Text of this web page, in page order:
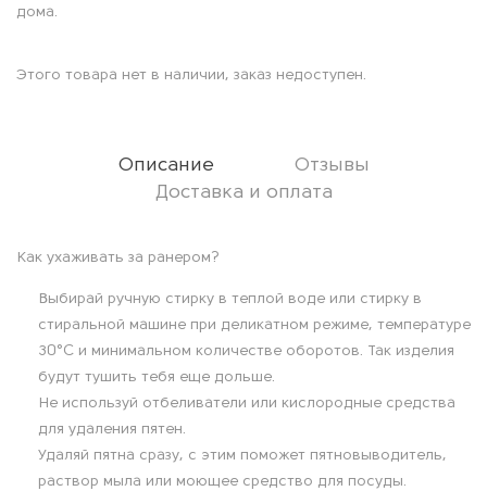
дома.
Этого товара нет в наличии, заказ недоступен.
Описание
Отзывы
Доставка и оплата
О
а
Как ухаживать за ранером?
Выбирай ручную стирку в теплой воде или стирку в
стиральной машине при деликатном режиме, температуре
30°C и минимальном количестве оборотов. Так изделия
будут тушить тебя еще дольше.
Не используй отбеливатели или кислородные средства
для удаления пятен.
Удаляй пятна сразу, с этим поможет пятновыводитель,
раствор мыла или моющее средство для посуды.